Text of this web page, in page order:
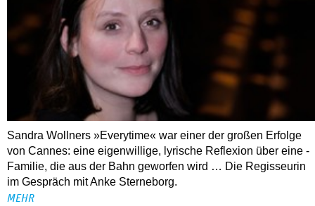
Sandra Wollners »Everytime« war einer der großen Erfolge
von Cannes: eine eigenwillige, lyrische Reflexion über eine ­
Familie, die aus der Bahn geworfen wird … Die Regisseurin
im Gespräch mit Anke Sterneborg.
MEHR